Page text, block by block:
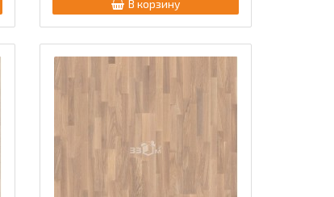
В корзину